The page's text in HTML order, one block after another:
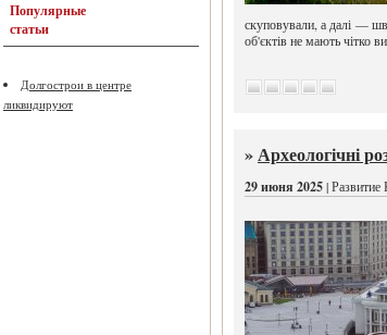
Популярные
статьи
Долгострои в центре
ликвидируют
скуповували, а далі —
об'єктів не мають чітко
»Археологічні
29 июня 2025| Развитие